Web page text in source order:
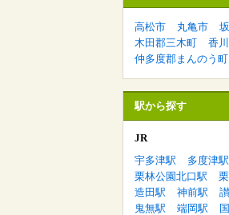
高松市 丸亀市
木田郡三木町
香
仲多度郡まんのう町
駅から探す
JR
宇多津駅
多度津駅
栗林公園北口駅
造田駅
神前駅
鬼無駅
端岡駅